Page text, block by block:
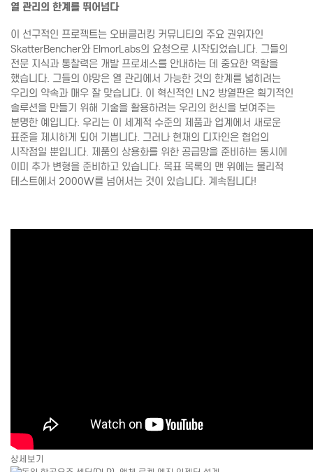
열 관리의 한계를 뛰어넘다
이 선구적인 프로젝트는 오버클러킹 커뮤니티의 주요 권위자인
SkatterBencher와 ElmorLabs의 요청으로 시작되었습니다. 그들의
전문 지식과 통찰력은 개발 프로세스를 안내하는 데 중요한 역할을
했습니다. 그들의 야망은 열 관리에서 가능한 것의 한계를 넓히려는
우리의 약속과 매우 잘 맞습니다. 이 혁신적인 LN2 방열판은 획기적인
솔루션을 만들기 위해 기술을 활용하려는 우리의 헌신을 보여주는
분명한 예입니다. 우리는 이 세계적 수준의 제품과 업계에서 새로운
표준을 제시하게 되어 기쁩니다. 그러나 현재의 디자인은 협업의
시작점일 뿐입니다. 제품의 상용화를 위한 공급망을 준비하는 동시에
이미 추가 변형을 준비하고 있습니다. 목표 목록의 맨 위에는 물리적
테스트에서 2000W를 넘어서는 것이 있습니다. 계속됩니다!
상세보기